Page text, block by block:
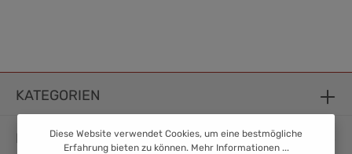
KATEGORIEN
INFORMATION
Diese Website verwendet Cookies, um eine bestmögliche
Erfahrung bieten zu können. Mehr Informationen ...